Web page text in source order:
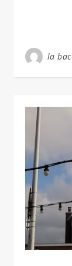
la